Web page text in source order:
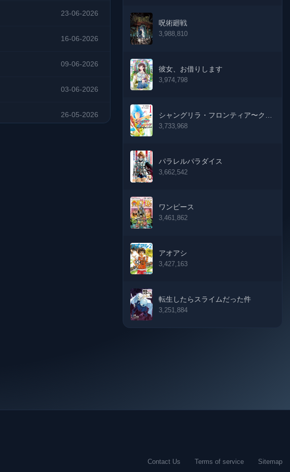
23-06-2026
16-06-2026
09-06-2026
03-06-2026
26-05-2026
呪術廻戦
3,988,810
彼女、お借りします
3,974,798
シャングリラ・フロンティア〜クソ
ゲーハンター、神ゲーに挑まんと
3,733,968
パラレルパラダイス
3,662,542
ワンピース
3,461,862
アオアシ
3,427,163
転生したらスライムだった件
3,251,884
Contact Us Terms of service Sitemap